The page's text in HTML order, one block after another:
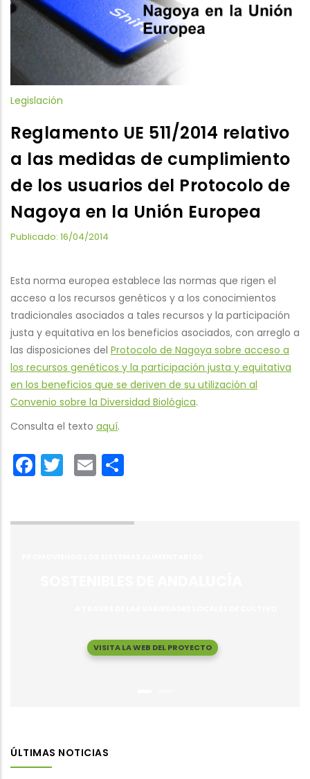
Legislación
Reglamento UE 511/2014 relativo
a las medidas de cumplimiento
de los usuarios del Protocolo de
Nagoya en la Unión Europea
Publicado: 16/04/2014
Esta norma europea establece las normas que rigen el
acceso a los recursos genéticos y a los conocimientos
tradicionales asociados a tales recursos y la participación
justa y equitativa en los beneficios asociados, con arreglo a
las disposiciones del Protocolo de Nagoya sobre acceso a
los recursos genéticos y la participación justa y equitativa
en los beneficios que se deriven de su utilización al
Convenio sobre la Diversidad Biológica.
Consulta el texto aquí.
Facebook
Twitter
Email
VISITA LA WEB DEL PROYECTO
ÚLTIMAS NOTICIAS